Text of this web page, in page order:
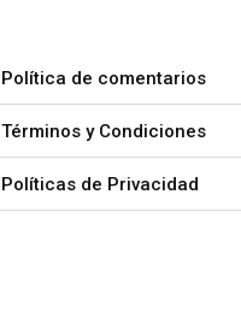
MMA
Política de comentarios
Términos y Condiciones
Políticas de Privacidad